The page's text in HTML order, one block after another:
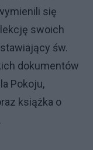
się
swoich
św.
dokumentów
Pokoju,
książka o